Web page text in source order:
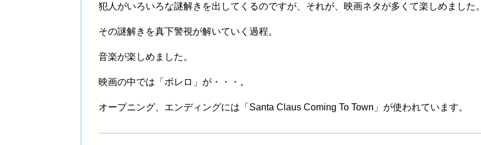
犯人がいろいろな謎解きを出してくるのですが、それが、映画ネタが多くて楽しめました。
その謎解きを真下警視が解いていく過程。
音楽が楽しめました。
映画の中では「ボレロ」が・・・。
オープニング、エンディングには「Santa Claus Coming To Town」が使われています。